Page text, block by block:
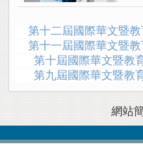
第十二屆國際華文暨
第十一屆國際華文暨
第十屆國際華文暨教
第九屆國際華文暨教
網站